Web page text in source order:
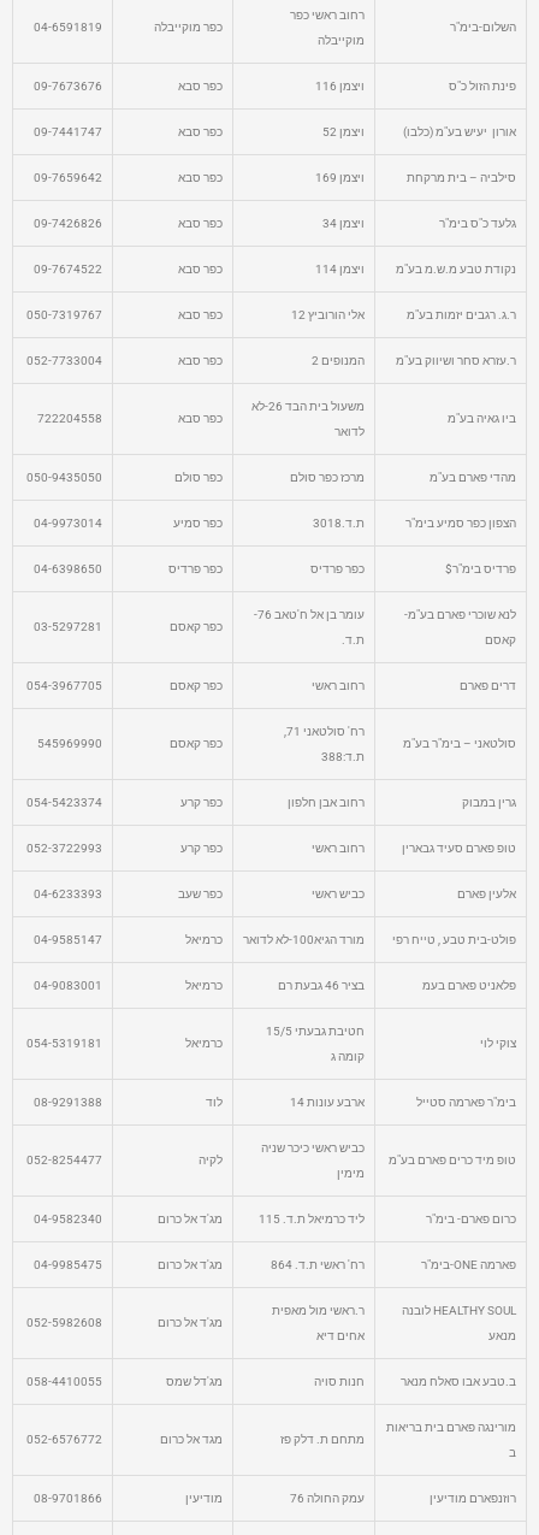
השלום-בימ"ר
רחוב ראשי כפר
מוקייבלה
כפר מוקייבלה 04-6591819
פינת הזול כ"ס ויצמן 116 כפר סבא 09-7673676
אורון יעיש בע"מ (כלבו) ויצמן 52 כפר סבא 09-7441747
סילביה – בית מרקחת ויצמן 169 כפר סבא 09-7659642
גלעד כ"ס בימ"ר ויצמן 34 כפר סבא 09-7426826
נקודת טבע מ.ש.מ בע"מ ויצמן 114 כפר סבא 09-7674522
ר.ג. רגבים יזמות בע"מ אלי הורוביץ 12 כפר סבא 050-7319767
ר.עזרא סחר ושיווק בע"מ המנופים 2 כפר סבא 052-7733004
ביו גאיה בע"מ
משעול בית הבד 26-לא
לדואר
כפר סבא 722204558
מהדי פארם בע"מ מרכז כפר סולם כפר סולם 050-9435050
הצפון כפר סמיע בימ"ר ת.ד.3018 כפר סמיע 04-9973014
פרדיס בימ"ר$ כפר פרדיס כפר פרדיס 04-6398650
לנא שוכרי פארם בע"מ-
קאסם
עומר בן אל ח'טאב 76-
ת.ד.
כפר קאסם 03-5297281
דרים פארם רחוב ראשי כפר קאסם 054-3967705
סולטאני – בימ"ר בע"מ
ת.ד:388
כפר קאסם 545969990
גרין במבוק רחוב אבן חלפון כפר קרע 054-5423374
טופ פארם סעיד גבארין רחוב ראשי כפר קרע 052-3722993
אלעין פארם כביש ראשי כפר שעב 04-6233393
פולט-בית טבע , טייח רפי מורד הגיא100-לא לדואר כרמיאל 04-9585147
פלאניט פארם בעמ בציר 46 גבעת רם כרמיאל 04-9083001
צוקי לוי
חטיבת גבעתי 15/5
קומה ג
כרמיאל 054-5319181
בימ"ר פארמה סטייל ארבע עונות 14 לוד 08-9291388
טופ מיד כרים פארם בע"מ
כביש ראשי כיכר שניה
מימין
לקיה 052-8254477
כרום פארם- בימ"ר ליד כרמיאל ת.ד. 115 מג'ד אל כרום 04-9582340
פארמה ONE-בימ"ר רח' ראשי ת.ד. 864 מג'ד אל כרום 04-9985475
HEALTHY SOUL לובנה
מנאע
ר.ראשי מול מאפית
אחים דיא
מג'ד אל כרום 052-5982608
ב.טבע אבו סאלח מנאר חנות סויה מג'דל שמס 058-4410055
מורינגה פארם בית בריאות
ב
מתחם ת. דלק פז מגד אל כרום 052-6576772
רוזנפארם מודיעין עמק החולה 76 מודיעין 08-9701866